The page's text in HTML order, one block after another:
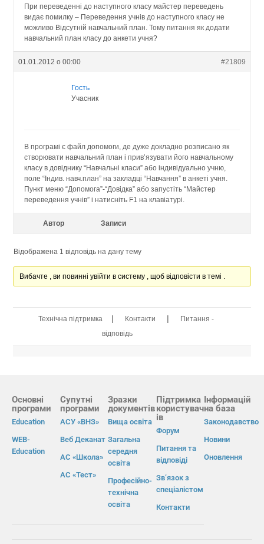
При переведенні до наступного класу майстер переведень
видає помилку – Переведення учнів до наступного класу не
можливо Відсутній навчальний план. Тому питання як додати
навчальний план класу до анкети учня?
01.01.2012 о 00:00 #21809
Гость
Учасник
В програмі є файл допомоги, де дуже докладно розписано як
створювати навчальний план і прив’язувати його навчальному
класу в довіднику “Навчальні класи” або індивідуально учню,
поле “Індив. навч.план” на закладці “Навчання” в анкеті учня.
Пункт меню “Допомога”-“Довідка” або запустіть “Майстер
переведення учнів” і натисніть F1 на клавіатурі.
Автор Записи
Відображена 1 відповідь на дану тему
Вибачте , ви повинні увійти в систему , щоб відповісти в темі .
Технічна підтримка | Контакти |
Питання -
відповідь
Основні
програми
Education
WEB-
Education
Супутні
програми
АСУ «ВНЗ»
Веб Деканат
АС «Школа»
АС «Тест»
Зразки
документів
Вища освіта
Загальна
середня
освіта
Професійно-
технічна
освіта
Підтримка
користувач
ів
Форум
Питання та
відповіді
Зв’язок з
спеціалістом
Контакти
Інформацій
на база
Законодавство
Новини
Оновлення